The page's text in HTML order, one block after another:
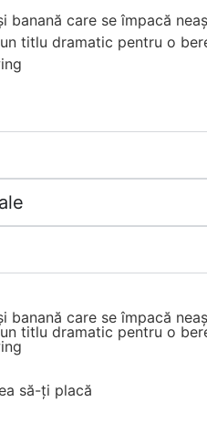
banană care se împacă
titlu dramatic pentru o
banană care se împacă
titlu dramatic pentru o
să-ți placă